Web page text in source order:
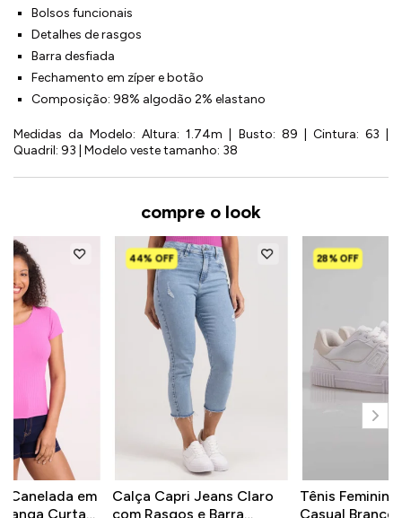
Bolsos funcionais
Detalhes de rasgos
Barra desfiada
Fechamento em zíper e botão
Composição: 98% algodão 2% elastano
Medidas da Modelo: Altura: 1.74m | Busto: 89 | Cintura: 63 |
Quadril: 93 | Modelo veste tamanho: 38
compre o look
Canelada em
Curta
44% OFF
Calça Capri Jeans Claro
com Rasgos e Barra
28% OFF
Tênis
Casual Branco